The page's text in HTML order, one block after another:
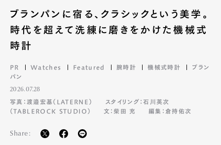
ブランパンに宿る、クラシックという美学。
時代を超えて洗練に磨きをかけた機械式
時計
PR Watches Featured 腕時計 機械式時計
ブラン
パン
2026.07.28
写真：渡邉宏基（LATERNE）
スタイリング：石川英次
（TABLEROCK STUDIO）
文：柴田 充 編集：倉持佑次
Share: